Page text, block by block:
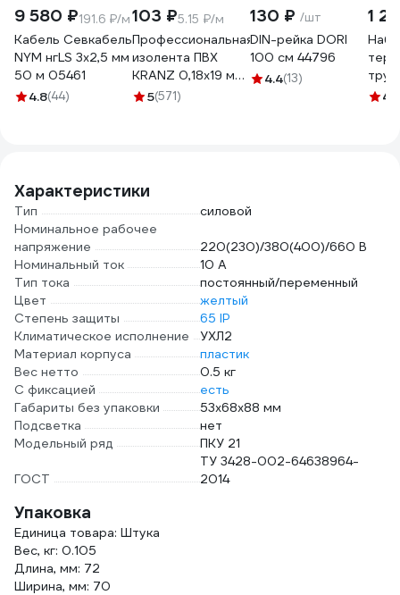
9 580 ₽191.6 ₽/м
Кабель Севкабель
NYM нгLS 3х2,5 мм
50 м 05461
4.8(44)
103 ₽5.15 ₽/м
Профессиональная
изолента ПВХ
KRANZ 0,18х19 мм,
20 м, черная KR-
5(571)
130 ₽ /шт
DIN-рейка DORI
100 см 44796
4.4(13)
1
4.9
Характеристики
Тип
силовой
Номинальное рабочее
напряжение
220(230)/380(400)/660 В
Номинальный ток
10 А
Тип тока
постоянный/переменный
Цвет
желтый
Степень защиты
65 IP
Климатическое исполнение
УХЛ2
Материал корпуса
пластик
Вес нетто
0.5 кг
С фиксацией
есть
Габариты без упаковки
53х68х88 мм
Подсветка
нет
Модельный ряд
ПКУ 21
ГОСТ
ТУ 3428-002-64638964-
2014
Упаковка
Единица товара: Штука
Вес, кг: 0.105
Длина, мм: 72
Ширина, мм: 70